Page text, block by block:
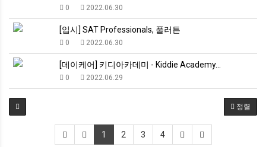
0 2022.06.30
[입시] SAT Professionals, 풀러튼
0 2022.06.30
[데이케어] 키디아카데미 - Kiddie Academy…
0 2022.06.29
정렬
1 2 3 4